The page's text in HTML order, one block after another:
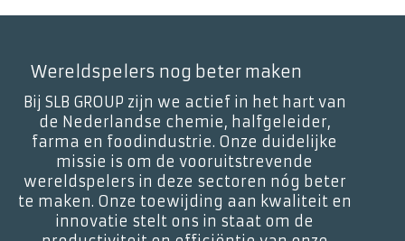
Wereldspelers nog beter maken
Bij SLB GROUP zijn we actief in het hart van
de Nederlandse chemie, halfgeleider,
farma en foodindustrie. Onze duidelijke
missie is om de vooruitstrevende
wereldspelers in deze sectoren nóg beter
te maken. Onze toewijding aan kwaliteit en
innovatie stelt ons in staat om de